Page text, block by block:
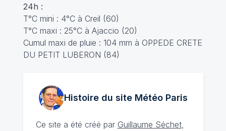
24h :
T°C mini : 4°C à Creil (60)
T°C maxi : 25°C à Ajaccio (20)
Cumul maxi de pluie : 104 mm à OPPEDE CRETE
DU PETIT LUBERON (84)
Histoire du site MétéoParis
Ce site a été créé par Guillaume Séchet,